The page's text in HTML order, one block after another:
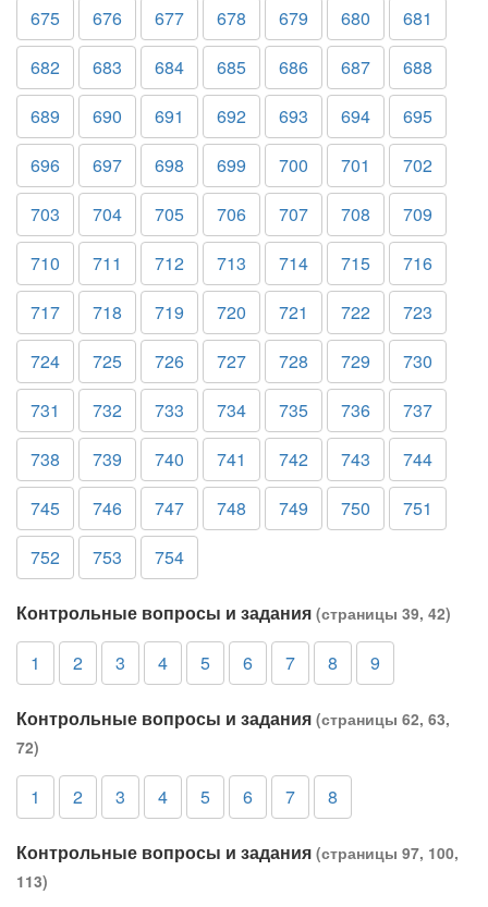
675
676 677 678 679 680
681
682
683 684 685 686 687
688
689
690 691 692 693 694
695
696
697 698 699 700 701
702
703
704 705 706 707 708
709
710
711 712 713 714 715
716
717
718 719 720 721 722
723
724
725 726 727 728 729
730
731
732 733 734 735 736
737
738
739 740 741 742 743
744
745
746 747 748 749 750
751
752
753 754
Контрольные вопросы и задания (страницы 39, 42)
1 2 3 4 5 6 7 8 9
Контрольные вопросы и задания (страницы 62, 63,
72)
1 2 3 4 5 6 7 8
Контрольные вопросы и задания (страницы 97, 100,
113)